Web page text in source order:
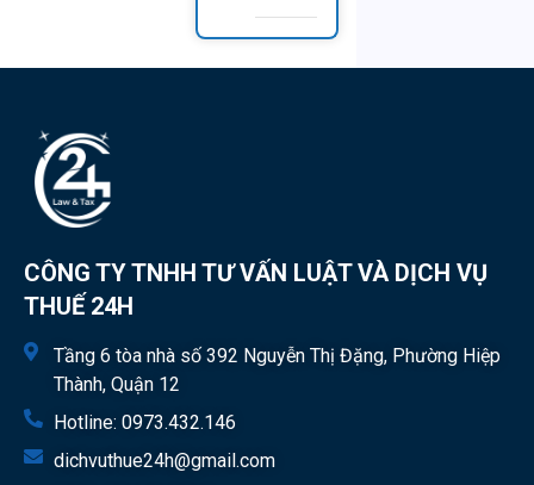
CÔNG TY TNHH TƯ VẤN LUẬT VÀ DỊCH VỤ
THUẾ 24H
Tầng 6 tòa nhà số 392 Nguyễn Thị Đặng, Phường Hiệp
Thành, Quận 12
Hotline: 0973.432.146
dichvuthue24h@gmail.com